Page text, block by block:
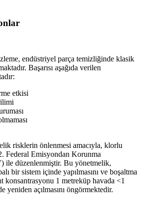
endüstriyel parça temizliğinde klasik
Başarısı aşağıda verilen
etkisi
risklerin önlenmesi amacıyla, klorlu
Federal Emisyondan Korunma
ile düzenlenmiştir. Bu yönetmelik,
bir sistem içinde yapılmasını ve boşaltma
konsantrasyonu 1 metreküp havada <1
yeniden açılmasını öngörmektedir.